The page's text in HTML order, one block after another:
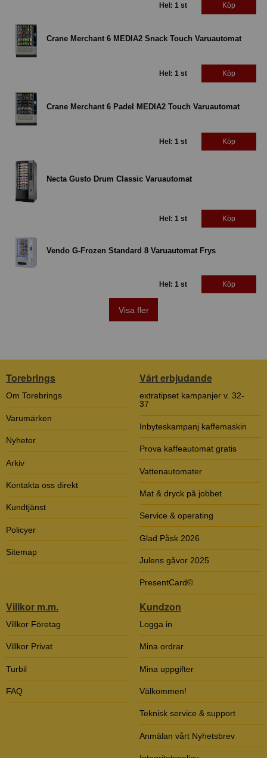
Hel: 1 st Köp
Crane Merchant 6 MEDIA2 Snack Touch Varuautomat
Hel: 1 st Köp
Crane Merchant 6 Padel MEDIA2 Touch Varuautomat
Hel: 1 st Köp
Necta Gusto Drum Classic Varuautomat
Hel: 1 st Köp
Vendo G-Frozen Standard 8 Varuautomat Frys
Hel: 1 st Köp
Visa fler
Torebrings
Om Torebrings
Varumärken
Nyheter
Arkiv
Kontakta oss direkt
Kundtjänst
Policyer
Sitemap
Vårt erbjudande
extratipset kampanjer v. 32-
37
Inbyteskampanj kaffemaskin
Prova kaffeautomat gratis
Vattenautomater
Mat & dryck på jobbet
Service & operating
Glad Påsk 2026
Julens gåvor 2025
PresentCard©
Villkor m.m.
Villkor Företag
Villkor Privat
Turbil
FAQ
Kundzon
Logga in
Mina ordrar
Mina uppgifter
Välkommen!
Teknisk service & support
Anmälan vårt Nyhetsbrev